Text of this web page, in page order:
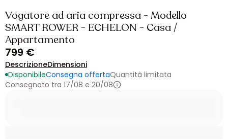
Vogatore ad aria compressa - Modello
SMART ROWER - ECHELON - Casa /
Appartamento
799 €
DescrizioneDimensioni
DisponibileConsegna offertaQuantità limitata
Consegnato tra 17/08 e 20/08